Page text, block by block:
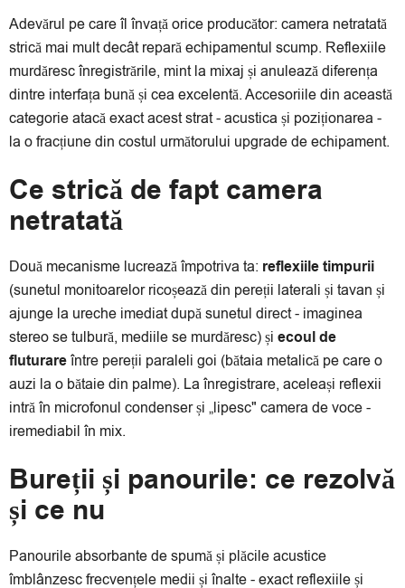
Adevărul pe care îl învață orice producător: camera netratată
strică mai mult decât repară echipamentul scump. Reflexiile
murdăresc înregistrările, mint la mixaj și anulează diferența
dintre interfața bună și cea excelentă. Accesoriile din această
categorie atacă exact acest strat - acustica și poziționarea -
la o fracțiune din costul următorului upgrade de echipament.
Ce strică de fapt camera
netratată
Două mecanisme lucrează împotriva ta: reflexiile timpurii
(sunetul monitoarelor ricoșează din pereții laterali și tavan și
ajunge la ureche imediat după sunetul direct - imaginea
stereo se tulbură, mediile se murdăresc) și ecoul de
fluturareîntre pereții paraleli goi (bătaia metalică pe care o
auzi la o bătaie din palme). La înregistrare, aceleași reflexii
intră în microfonul condenser și „lipesc" camera de voce -
iremediabil în mix.
Bureții și panourile: ce rezolvă
și ce nu
Panourile absorbante de spumă și plăcile acustice
îmblânzesc frecvențele medii și înalte - exact reflexiile și